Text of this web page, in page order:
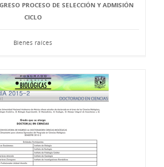
PROCESO DE SELECCIÓN Y ADMISIÓN
CICLO
Bienes raíces